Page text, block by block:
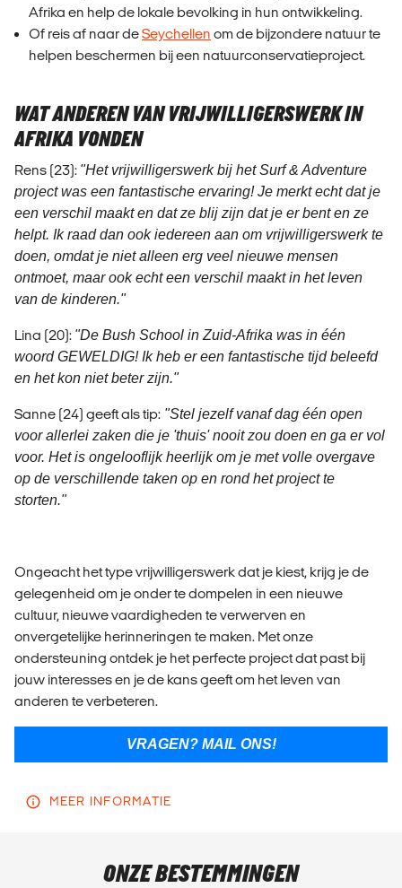
Afrika en help de lokale bevolking in hun ontwikkeling.
Of reis af naar deSeychellen om de bijzondere natuur te
helpen beschermen bij een natuurconservatieproject.
WAT ANDEREN VAN VRIJWILLIGERSWERK IN
AFRIKA VONDEN
Rens (23): "Het vrijwilligerswerk bij het Surf & Adventure
project was een fantastische ervaring! Je merkt echt dat je
een verschil maakt en dat ze blij zijn dat je er bent en ze
helpt. Ik raad dan ook iedereen aan om vrijwilligerswerk te
doen, omdat je niet alleen erg veel nieuwe mensen
ontmoet, maar ook echt een verschil maakt in het leven
van de kinderen."
Lina (20): "De Bush School in Zuid-Afrika was in één
woord GEWELDIG! Ik heb er een fantastische tijd beleefd
en het kon niet beter zijn."
Sanne (24) geeft als tip: "Stel jezelf vanaf dag één open
voor allerlei zaken die je 'thuis' nooit zou doen en ga er vol
voor. Het is ongelooflijk heerlijk om je met volle overgave
op de verschillende taken op en rond het project te
storten."
Ongeacht het type vrijwilligerswerk dat je kiest, krijg je de
gelegenheid om je onder te dompelen in een nieuwe
cultuur, nieuwe vaardigheden te verwerven en
onvergetelijke herinneringen te maken. Met onze
ondersteuning ontdek je het perfecte project dat past bij
jouw interesses en je de kans geeft om het leven van
anderen te verbeteren.
VRAGEN? MAIL ONS!
MEER INFORMATIE
ONZE BESTEMMINGEN